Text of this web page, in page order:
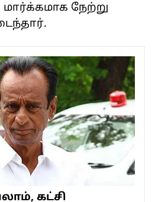
நேற்று
கட்சி